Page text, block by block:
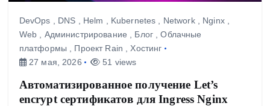
DevOps DNS Helm Kubernetes Network, Nginx,
Web
Администрирование Блог,Облачные
платформы
Проект Rain
Хостинг
27 мая, 2026
51 views
Автоматизированное получение Let’s
encrypt сертификатов для Ingress Nginx